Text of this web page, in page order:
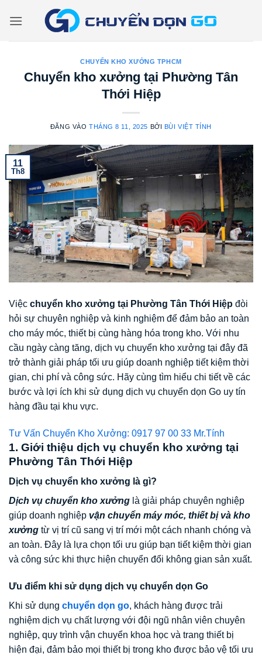
qua
CHUYỂN KHO XƯỞNG TPHCM
Chuyển kho xưởng tại Phường Tân
Thới Hiệp
ĐĂNG VÀO THÁNG 8 11, 2025 BỞI BÙI VIỆT TÍNH
11
Th8
Việc chuyển kho xưởng tại Phường Tân Thới Hiệp đòi
hỏi sự chuyên nghiệp và kinh nghiệm để đảm bảo an toàn
cho máy móc, thiết bị cùng hàng hóa trong kho. Với nhu
cầu ngày càng tăng, dịch vụ chuyển kho xưởng tại đây đã
trở thành giải pháp tối ưu giúp doanh nghiệp tiết kiệm thời
gian, chi phí và công sức. Hãy cùng tìm hiểu chi tiết về các
bước và lợi ích khi sử dụng dịch vụ chuyển dọn Go uy tín
hàng đầu tại khu vực.
Tư Vấn Chuyển Kho Xưởng: 0917 97 00 33 Mr.Tính
1. Giới thiệu dịch vụ chuyển kho xưởng tại
Phường Tân Thới Hiệp
Dịch vụ chuyển kho xưởng là gì?
Dịch vụ chuyển kho xưởng là giải pháp chuyên nghiệp
giúp doanh nghiệp vận chuyển máy móc, thiết bị và kho
xưởng từ vị trí cũ sang vị trí mới một cách nhanh chóng và
an toàn. Đây là lựa chọn tối ưu giúp bạn tiết kiệm thời gian
và công sức khi thực hiện chuyển đổi không gian sản xuất.
Ưu điểm khi sử dụng dịch vụ chuyển dọn Go
Khi sử dụng chuyển dọn go, khách hàng được trải
nghiệm dịch vụ chất lượng với đội ngũ nhân viên chuyên
nghiệp, quy trình vận chuyển khoa học và trang thiết bị
hiện đại, đảm bảo mọi thiết bị trong kho được bảo vệ tối ưu